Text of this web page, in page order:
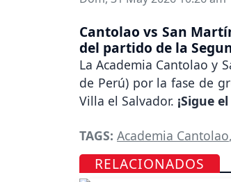
Cantolao vs San
del partido de la
La Academia Cantolao y
de Perú) por la fase de
Villa el Salvador. ¡Sigue
TAGS: Academia Cantolao,
RELACIONADOS